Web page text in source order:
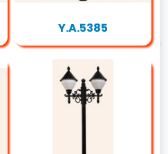
Y.A.5385